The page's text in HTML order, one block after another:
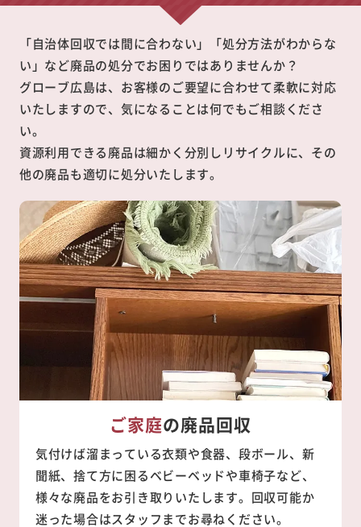
「自治体回収では間に合わない」「処分方法がわからな
い」など廃品の処分でお困りではありませんか？
グローブ広島は、お客様のご要望に合わせて柔軟に対応
いたしますので、気になることは何でもご相談くださ
い。
資源利用できる廃品は細かく分別しリサイクルに、その
他の廃品も適切に処分いたします。
ご家庭の廃品回収
気付けば溜まっている衣類や食器、段ボール、新
聞紙、捨て方に困るベビーベッドや車椅子など、
様々な廃品をお引き取りいたします。回収可能か
迷った場合はスタッフまでお尋ねください。